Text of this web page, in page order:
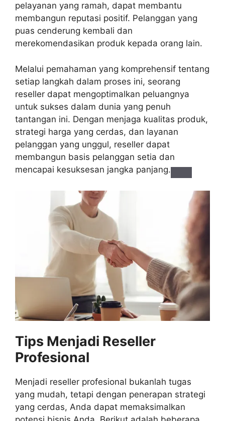
pelayanan yang ramah, dapat membantu
membangun reputasi positif. Pelanggan yang
puas cenderung kembali dan
merekomendasikan produk kepada orang lain.
Melalui pemahaman yang komprehensif tentang
setiap langkah dalam proses ini, seorang
reseller dapat mengoptimalkan peluangnya
untuk sukses dalam dunia yang penuh
tantangan ini. Dengan menjaga kualitas produk,
strategi harga yang cerdas, dan layanan
pelanggan yang unggul, reseller dapat
membangun basis pelanggan setia dan
mencapai kesuksesan jangka panjang.
Tips Menjadi Reseller
Profesional
Menjadi reseller profesional bukanlah tugas
yang mudah, tetapi dengan penerapan strategi
yang cerdas, Anda dapat memaksimalkan